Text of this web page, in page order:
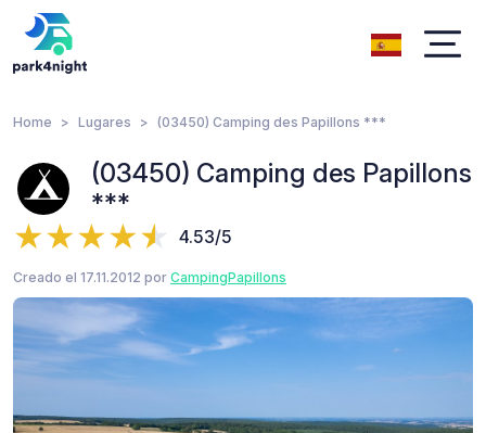
Home Lugares (03450) Camping des Papillons ***
(03450) Camping des Papillons
***
4.53/5
Creado el 17.11.2012 por CampingPapillons